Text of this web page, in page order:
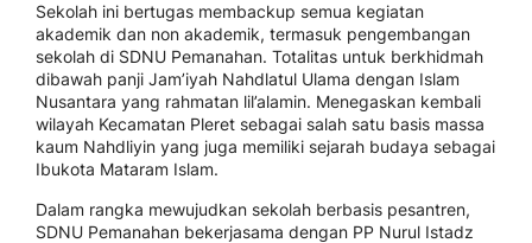
Sekolah ini bertugas membackup semua kegiatan
akademik dan non akademik, termasuk pengembangan
sekolah di SDNU Pemanahan. Totalitas untuk berkhidmah
dibawah panji Jam’iyah Nahdlatul Ulama dengan Islam
Nusantara yang rahmatan lil’alamin. Menegaskan kembali
wilayah Kecamatan Pleret sebagai salah satu basis massa
kaum Nahdliyin yang juga memiliki sejarah budaya sebagai
Ibukota Mataram Islam.
Dalam rangka mewujudkan sekolah berbasis pesantren,
SDNU Pemanahan bekerjasama dengan PP Nurul Istadz